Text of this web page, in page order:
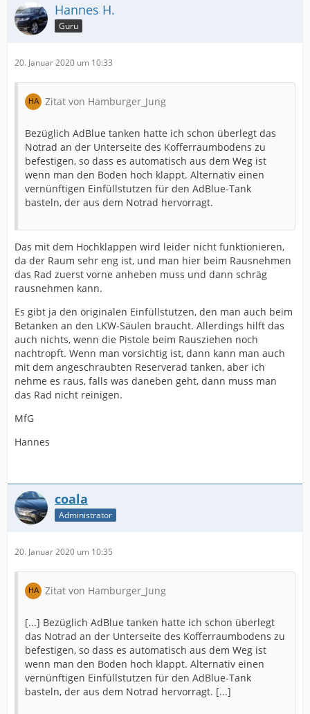
Hannes H.
Guru
20. Januar 2020 um 10:33
Zitat von Hamburger_Jung
Bezüglich AdBlue tanken hatte ich schon überlegt das
Notrad an der Unterseite des Kofferraumbodens zu
befestigen, so dass es automatisch aus dem Weg ist
wenn man den Boden hoch klappt. Alternativ einen
vernünftigen Einfüllstutzen für den AdBlue-Tank
basteln, der aus dem Notrad hervorragt.
Das mit dem Hochklappen wird leider nicht funktionieren,
da der Raum sehr eng ist, und man hier beim Rausnehmen
das Rad zuerst vorne anheben muss und dann schräg
rausnehmen kann.
Es gibt ja den originalen Einfüllstutzen, den man auch beim
Betanken an den LKW-Säulen braucht. Allerdings hilft das
auch nichts, wenn die Pistole beim Rausziehen noch
nachtropft. Wenn man vorsichtig ist, dann kann man auch
mit dem angeschraubten Reserverad tanken, aber ich
nehme es raus, falls was daneben geht, dann muss man
das Rad nicht reinigen.
MfG
Hannes
coala
Administrator
20. Januar 2020 um 10:35
Zitat von Hamburger_Jung
[...] Bezüglich AdBlue tanken hatte ich schon überlegt
das Notrad an der Unterseite des Kofferraumbodens zu
befestigen, so dass es automatisch aus dem Weg ist
wenn man den Boden hoch klappt. Alternativ einen
vernünftigen Einfüllstutzen für den AdBlue-Tank
basteln, der aus dem Notrad hervorragt. [...]